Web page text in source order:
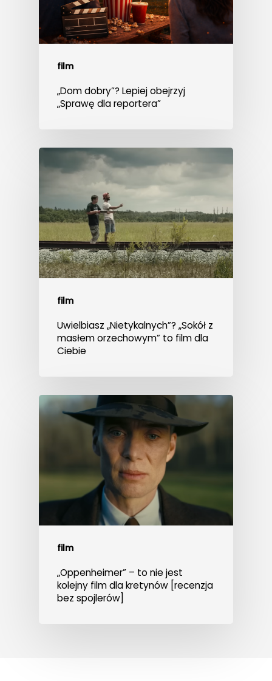
film
„Dom dobry”? Lepiej obejrzyj
„Sprawę dla reportera”
film
Uwielbiasz „Nietykalnych”? „Sokół z
masłem orzechowym” to film dla
Ciebie
film
„Oppenheimer” – to nie jest
kolejny film dla kretynów [recenzja
bez spojlerów]